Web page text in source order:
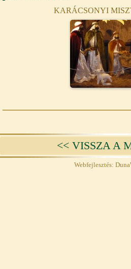
KARÁCSONYI
<< VISSZA A
Webfejlesztés: